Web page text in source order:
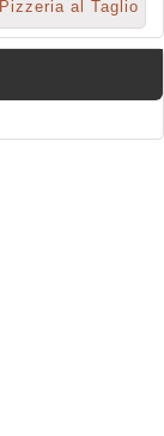
Pizzeria al Taglio